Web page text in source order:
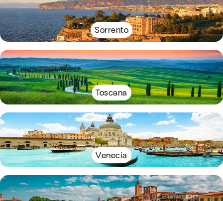
Sorrento
Toscana
Venecia